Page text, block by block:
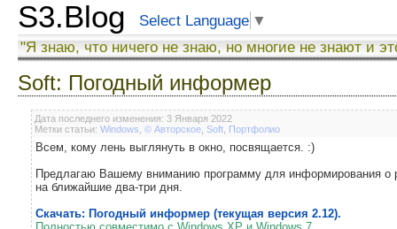
S3.Blog Select Language ▼
"Я знаю, что ничего не знаю, но многие не знают и
Soft: Погодный информер
Дата последнего изменения: 3 Января 2022
Метки статьи: Windows © Авторское Soft Портфолио
Всем, кому лень выглянуть в окно, посвящается. :)
Предлагаю Вашему вниманию программу для информирования о
на ближайшие два-три дня.
Скачать: Погодный информер (текущая версия 2.12).